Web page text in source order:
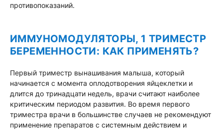
противопоказаний.
ИММУНОМОДУЛЯТОРЫ, 1 ТРИМЕСТР
БЕРЕМЕННОСТИ: КАК ПРИМЕНЯТЬ?
Первый триместр вынашивания малыша, который
начинается с момента оплодотворения яйцеклетки и
длится до тринадцати недель, врачи считают наиболее
критическим периодом развития. Во время первого
триместра врачи в большинстве случаев не рекомендуют
применение препаратов с системным действием и